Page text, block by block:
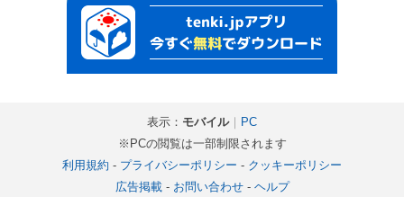
表示： モバイル｜ PC
※PCの閲覧は一部制限されます
利用規約 - プライバシーポリシー - クッキーポリシー
広告掲載- お問い合わせ- ヘルプ